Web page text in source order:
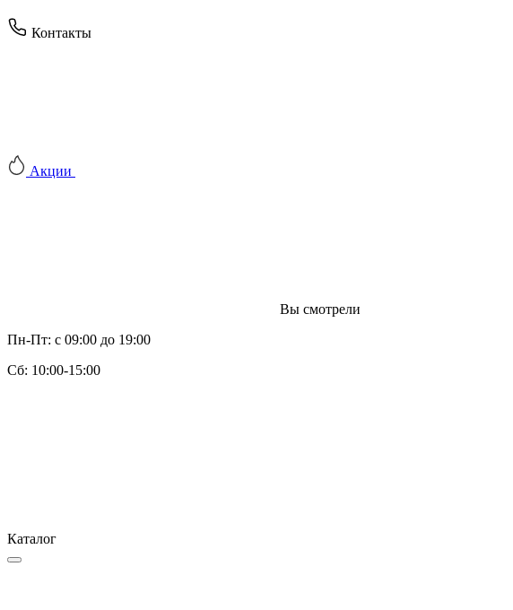
Контакты
Акции
Вы смотрели
Пн-Пт: с 09:00 до 19:00
Cб: 10:00-15:00
Каталог